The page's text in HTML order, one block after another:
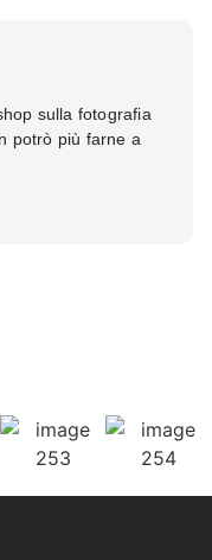
sulla fotografia
potrò più farne a